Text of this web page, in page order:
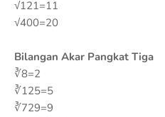
√121=11
√400=20
Bilangan Akar Pangkat Tiga
∛8=2
∛125=5
∛729=9